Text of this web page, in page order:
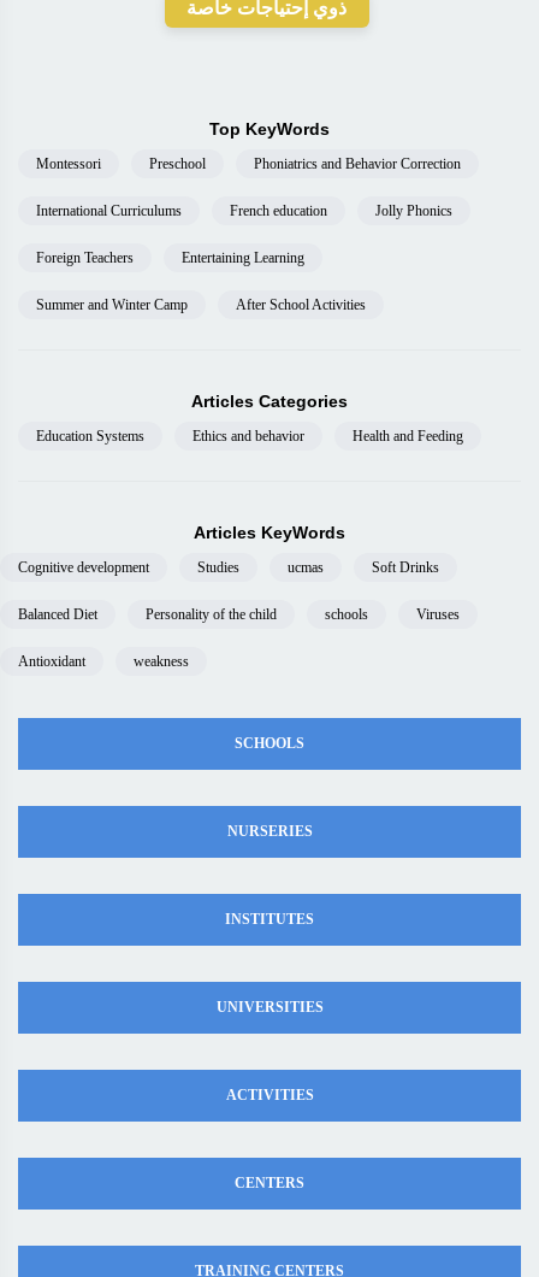
ذوي إحتياجات خاصة
Top KeyWords
Montessori Preschool Phoniatrics and Behavior Correction
International Curriculums French education Jolly Phonics
Foreign Teachers Entertaining Learning
Summer and Winter Camp After School Activities
Articles Categories
Education Systems Ethics and behavior Health and Feeding
Articles KeyWords
Cognitive development Studies ucmas Soft Drinks
Balanced Diet Personality of the child schools Viruses
Antioxidant weakness
SCHOOLS
NURSERIES
INSTITUTES
UNIVERSITIES
ACTIVITIES
CENTERS
TRAINING CENTERS